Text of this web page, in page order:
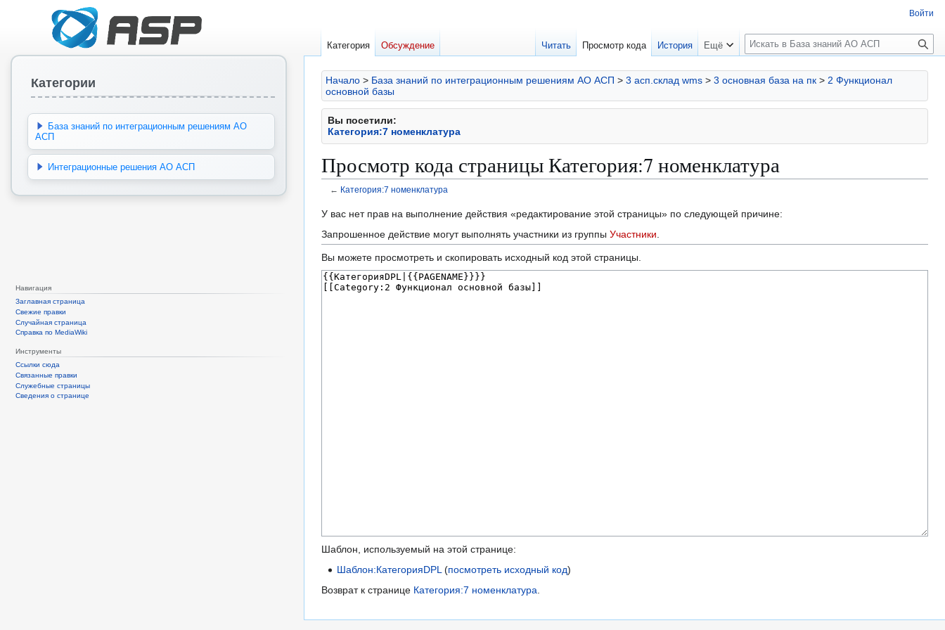
Начало > База знаний по интеграционным решениям АО АСП > 3 асп.склад wms > 3 основная база на пк > 2 Функционал
основной базы
Вы посетили:
Категория:7 номенклатура
Просмотр кода страницы Категория:7 номенклатура
← Категория:7 номенклатура
Перейти
к
навигации
Перейти
к
поиску
У вас нет прав на выполнение действия «редактирование этой страницы» по следующей причине:
Запрошенное действие могут выполнять участники из группы Участники
Вы можете просмотреть и скопировать исходный код этой страницы.
Шаблон, используемый на этой странице:
Шаблон:КатегорияDPL(посмотреть исходный код)
Возврат к странице Категория:7 номенклатура.
Войти
Категория Обсуждение Читать Просмотр кода История Ещё
П
о
и
с
к
Категории
База знаний по интеграционным решениям АО
АСП
Интеграционные решения АО АСП
Навигация
Заглавная страница
Свежие правки
Случайная страница
Справка по MediaWiki
Инструменты
Ссылки сюда
Связанные правки
Служебные страницы
Сведения о странице